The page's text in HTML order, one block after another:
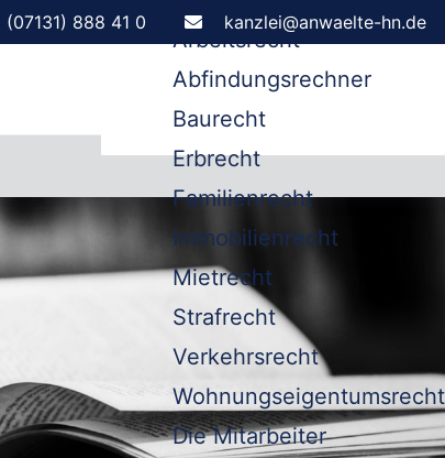
(07131) 888 41 0 kanzlei@anwaelte-hn.de
Arbeitsrecht
Abfindungsrechner
Baurecht
Erbrecht
Familienrecht
Immobilienrecht
Mietrecht
Strafrecht
Verkehrsrecht
Wohnungseigentumsrecht
Die Mitarbeiter